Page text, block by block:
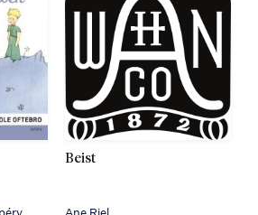
Beist